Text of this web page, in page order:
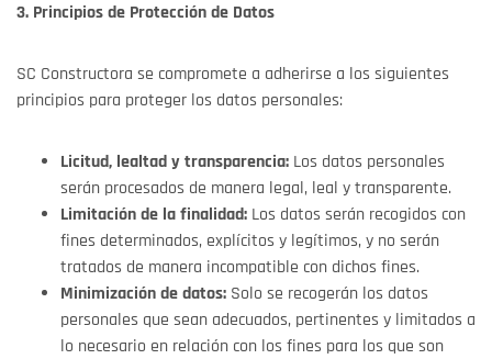
3. Principios de Protección de Datos
SC Constructora se compromete a adherirse a los siguientes
principios para proteger los datos personales:
Licitud, lealtad y transparencia: Los datos personales
serán procesados de manera legal, leal y transparente.
Limitación de la finalidad: Los datos serán recogidos con
fines determinados, explícitos y legítimos, y no serán
tratados de manera incompatible con dichos fines.
Minimización de datos: Solo se recogerán los datos
personales que sean adecuados, pertinentes y limitados a
lo necesario en relación con los fines para los que son